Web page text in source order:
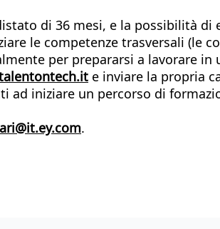
di 36 mesi, e la possibilità
le competenze trasversali (le
per prepararsi a lavorare
e inviare la propria
ad iniziare un percorso di
.